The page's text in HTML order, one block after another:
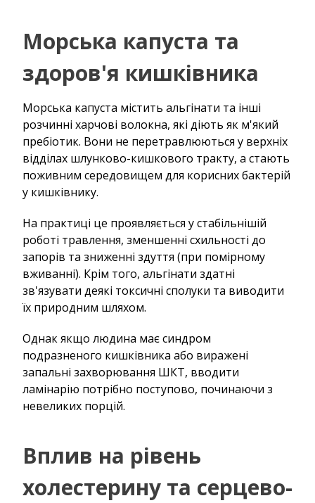
Морська капуста та
здоров'я кишківника
Морська капуста містить альгінати та інші
розчинні харчові волокна, які діють як м'який
пребіотик. Вони не перетравлюються у верхніх
відділах шлунково-кишкового тракту, а стають
поживним середовищем для корисних бактерій
у кишківнику.
На практиці це проявляється у стабільнішій
роботі травлення, зменшенні схильності до
запорів та зниженні здуття (при помірному
вживанні). Крім того, альгінати здатні
зв'язувати деякі токсичні сполуки та виводити
їх природним шляхом.
Однак якщо людина має синдром
подразненого кишківника або виражені
запальні захворювання ШКТ, вводити
ламінарію потрібно поступово, починаючи з
невеликих порцій.
Вплив на рівень
холестерину та серцево-